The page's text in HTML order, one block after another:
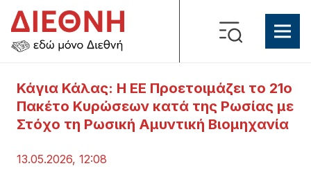
Κάγια Κάλας: Η ΕΕ Προετοιμάζει το 21ο
Πακέτο Κυρώσεων κατά της Ρωσίας με
Στόχο τη Ρωσική Αμυντική Βιομηχανία
13.05.2026, 12:08